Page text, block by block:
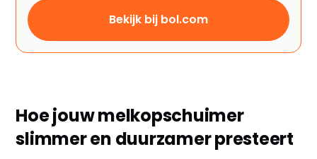
Bekijk bij bol.com
Hoe jouw melkopschuimer
slimmer en duurzamer presteert